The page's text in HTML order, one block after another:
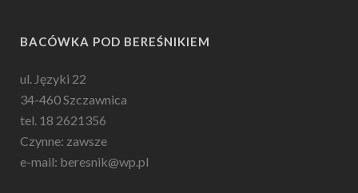
BACÓWKA POD BEREŚNIKIEM
ul. Języki 22
34-460 Szczawnica
tel. 18 2621356
Czynne: zawsze
e-mail: beresnik@wp.pl